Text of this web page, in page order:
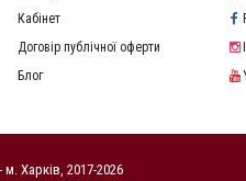
Кабінет
Договір публічної оферти
Блог
- м. Харків, 2017-2026